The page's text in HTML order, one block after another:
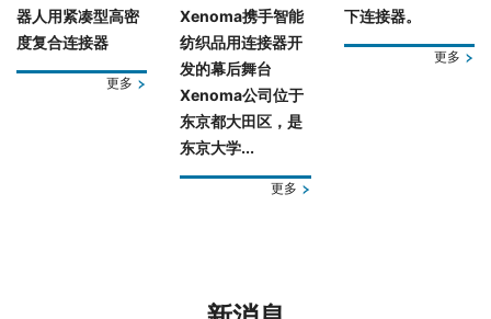
器人用紧凑型高密
度复合连接器
更多
Xenoma携手智能
纺织品用连接器开
发的幕后舞台
Xenoma公司位于
东京都大田区，是
东京大学...
更多
下连接器。
更多